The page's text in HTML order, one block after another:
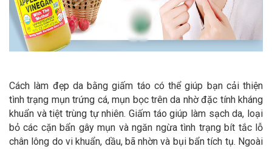
Cách làm đẹp da bằng giấm táo có thể giúp bạn cải thiện
tình trạng mụn trứng cá, mụn bọc trên da nhờ đặc tính kháng
khuẩn và tiệt trùng tự nhiên. Giấm táo giúp làm sạch da, loại
bỏ các cặn bẩn gây mụn và ngăn ngừa tình trạng bít tắc lỗ
chân lông do vi khuẩn, dầu, bã nhờn và bụi bẩn tích tụ. Ngoài